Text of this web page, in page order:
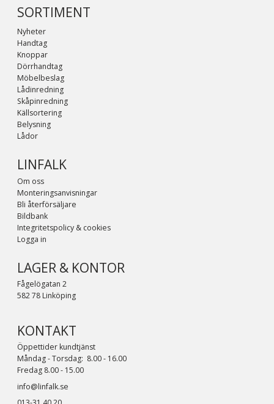
SORTIMENT
Nyheter
Handtag
Knoppar
Dörrhandtag
Möbelbeslag
Lådinredning
Skåpinredning
Källsortering
Belysning
Lådor
LINFALK
Om oss
Monteringsanvisningar
Bli återförsäljare
Bildbank
Integritetspolicy & cookies
Logga in
LAGER & KONTOR
Fågelögatan 2
582 78 Linköping
KONTAKT
Öppettider kundtjänst
Måndag - Torsdag: 8.00 - 16.00
Fredag 8.00 - 15.00
info@linfalk.se